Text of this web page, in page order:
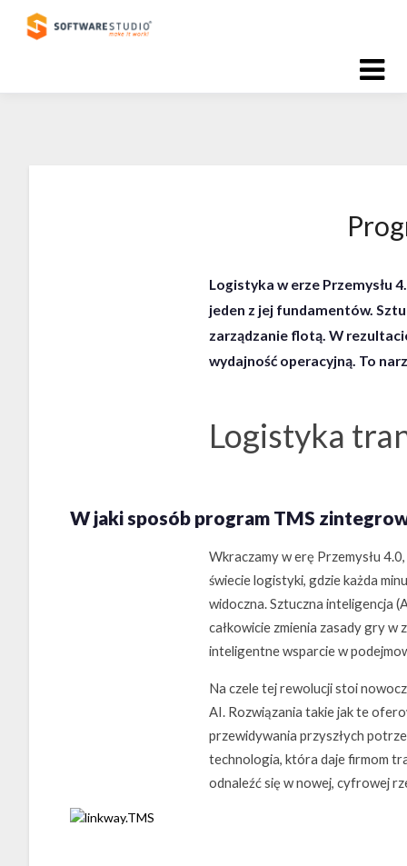
Logistyka w erze Przemysłu
jeden z jej fundamentów.
zarządzanie flotą. W
wydajność operacyjną. To
Logistyka
W jaki sposób program TMS
Wkraczamy w erę Przemysłu
świecie logistyki, gdzie każda
widoczna. Sztuczna inteligencja
całkowicie zmienia zasady gry
inteligentne wsparcie w
Na czele tej rewolucji stoi
AI. Rozwiązania takie jak te
przewidywania przyszłych
technologia, która daje firmom
odnaleźć się w nowej, cyfrowej